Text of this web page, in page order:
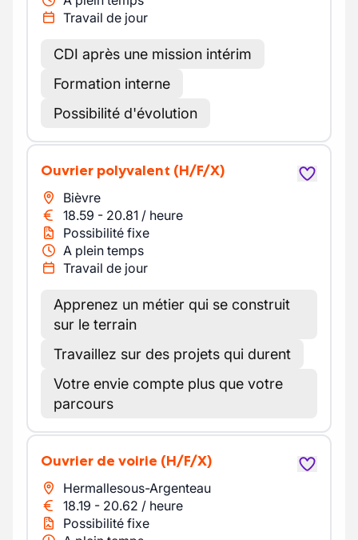
Travail de jour
CDI après une mission intérim
Formation interne
Possibilité d'évolution
Ouvrier polyvalent (H/F/X)
Bièvre
18.59 - 20.81 / heure
Possibilité fixe
A plein temps
Travail de jour
Apprenez un métier qui se construit
sur le terrain
Travaillez sur des projets qui durent
Votre envie compte plus que votre
parcours
Ouvrier de voirie (H/F/X)
Hermallesous-Argenteau
18.19 - 20.62 / heure
Possibilité fixe